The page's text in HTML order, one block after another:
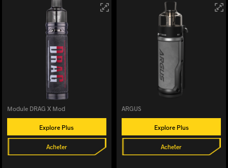
Module DRAG X Mod
Explore Plus
Acheter
ARGUS
Explore Plus
Acheter